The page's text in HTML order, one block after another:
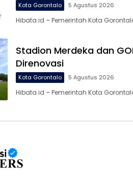
Kota Gorontalo 5 Agustus 2026
Hibata.id – Pemerintah Kota
Stadion Merdeka dan
Direnovasi
Kota Gorontalo 5 Agustus 2026
Hibata.id – Pemerintah Kota